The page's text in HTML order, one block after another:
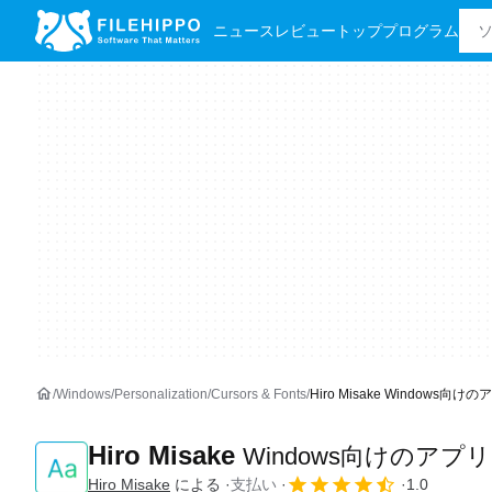
ニュース レビュー トッププログラム
Windows Personalization Cursors & Fonts Hiro Misake Windows向けの
Hiro Misake Windows向けのアプリ
Hiro Misake による 支払い 1.0